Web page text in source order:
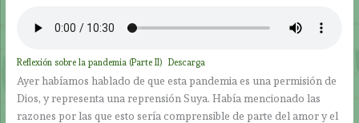
Reflexión sobre la pandemia (Parte II) Descarga
Ayer habíamos hablado de que esta pandemia es una permisión de
Dios, y representa una reprensión Suya. Había mencionado las
razones por las que esto sería comprensible de parte del amor y el